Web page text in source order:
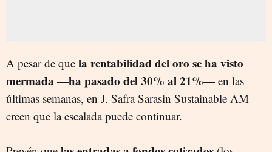
A pesar de que la rentabilidad del oro se ha visto
mermada —ha pasado del 30% al 21%— en las
últimas semanas, en J. Safra Sarasin Sustainable AM
creen que la escalada puede continuar.